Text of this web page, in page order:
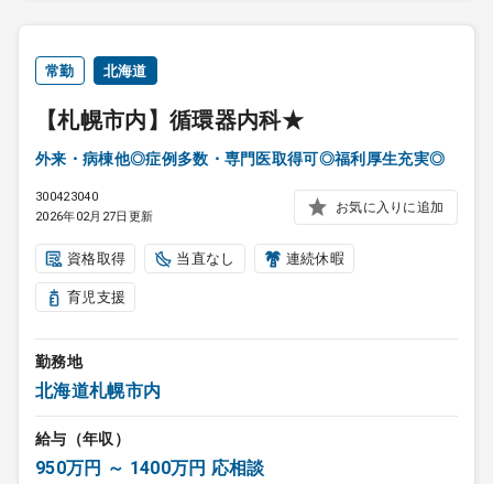
常勤 北海道
【札幌市内】循環器内科★
外来・病棟他◎症例多数・専門医取得可◎福利厚生充実◎
300423040
2026年02月27日更新
お気に入りに追加
資格取得 当直なし 連続休暇
育児支援
勤務地
北海道札幌市内
給与（年収）
950万円 ～ 1400万円 応相談